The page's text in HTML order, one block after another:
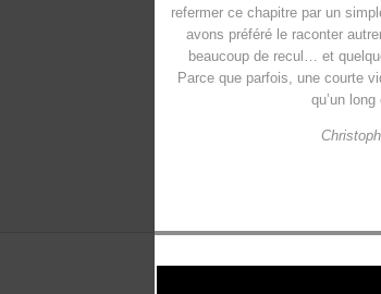
refermer ce chapitre par un
avons préféré le raconter
beaucoup de recul… et
Parce que parfois, une courte
qu’un